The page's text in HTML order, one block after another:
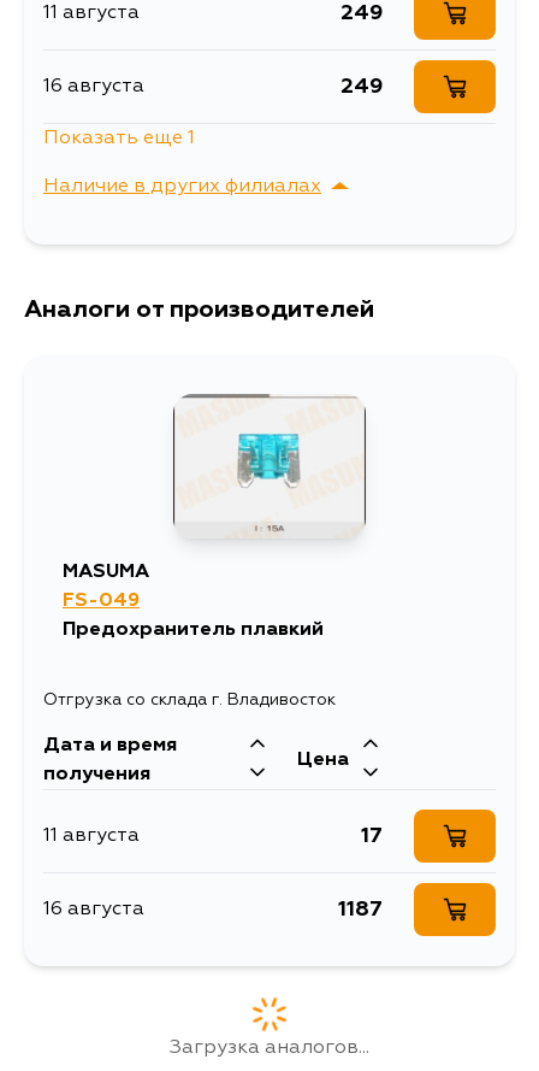
11 августа 249
16 августа 249
Показать еще 1
Наличие в других филиалах
г. Владивосток,
Аналоги от производителей
MASUMA
FS-049
Предохранитель плавкий
Отгрузка со склада г. Владивосток
Дата и время
получения
Цена
11 августа 17
16 августа 1187
Загрузка аналогов...